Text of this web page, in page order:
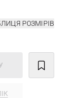
РОЗМІРІВ